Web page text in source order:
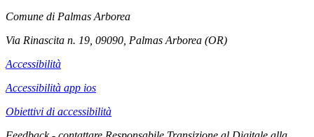
Comune di Palmas Arborea
Via Rinascita n. 19, 09090, Palmas Arborea (OR)
Accessibilità
Accessibilità app ios
Obiettivi di accessibilità